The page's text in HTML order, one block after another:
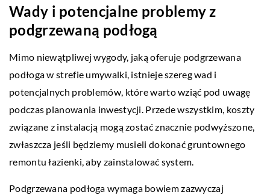
Wady i potencjalne problemy z
podgrzewaną podłogą
Mimo niewątpliwej wygody, jaką oferuje podgrzewana
podłoga w strefie umywalki, istnieje szereg wad i
potencjalnych problemów, które warto wziąć pod uwagę
podczas planowania inwestycji. Przede wszystkim, koszty
związane z instalacją mogą zostać znacznie podwyższone,
zwłaszcza jeśli będziemy musieli dokonać gruntownego
remontu łazienki, aby zainstalować system.
Podgrzewana podłoga wymaga bowiem zazwyczaj